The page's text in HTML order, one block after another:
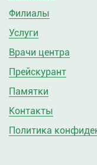
Филиалы
Услуги
Врачи центра
Прейскурант
Памятки
Контакты
Политика